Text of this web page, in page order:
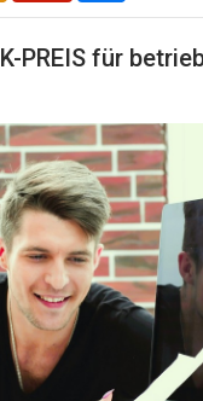
PREIS für